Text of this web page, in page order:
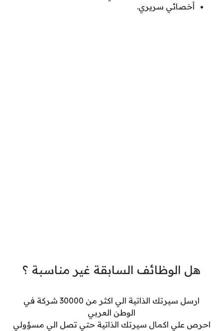
أخصائي سريري.
هل الوظائف السابقة غير مناسبة ؟
ارسل سيرتك الذاتية الي اكثر من 30000 شركة في
الوطن العربي
احرص علي اكمال سيرتك الذاتية حتي تصل الي مسؤولي